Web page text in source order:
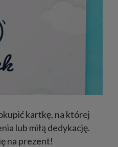
kartkę, na której
lub miłą dedykację.
na prezent!